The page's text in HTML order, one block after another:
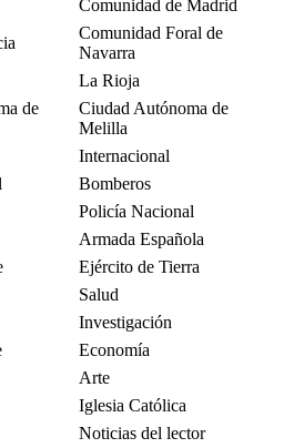
Comunidad de Madrid
Comunidad Foral de
Navarra
La Rioja
de
Ciudad Autónoma de
Melilla
Internacional
Bomberos
Policía Nacional
Armada Española
Ejército de Tierra
Salud
Investigación
Economía
Arte
Iglesia Católica
Noticias del lector